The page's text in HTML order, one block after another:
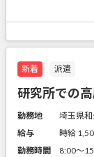
新着 派遣
研究所での
勤務地
埼玉県和
給与
時給
勤務時間
8:00～